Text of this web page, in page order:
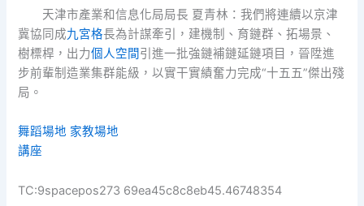
天津市產業和信息化局局長 夏青林：我們將連續以京津
冀協同成九宮格長為計謀牽引，建機制、育鏈群、拓場景、
樹標桿，出力個人空間引進一批強鏈補鏈延鏈項目，晉陞進
步前輩制造業集群能級，以實干實績奮力完成“十五五”傑出殘
局。
舞蹈場地 家教場地
講座
TC:9spacepos273 69ea45c8c8eb45.46748354